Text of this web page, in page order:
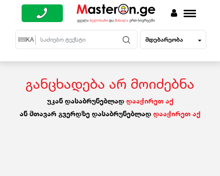
EN KA RU მდებარეობა
განცხადება არ მოიძებნა
უკან დასაბრუნებლად დააჭირეთ აქ
ან მთავარ გვერდზე დასაბრუნებლად დააჭირეთ აქ